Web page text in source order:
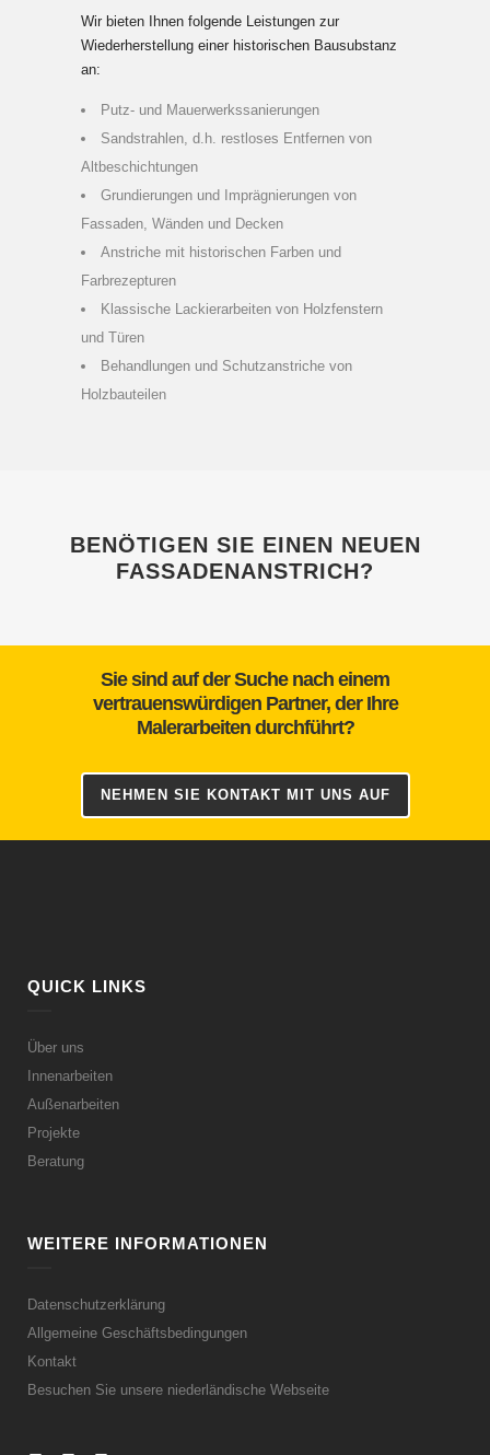
Wir bieten Ihnen folgende Leistungen zur
Wiederherstellung einer historischen Bausubstanz
an:
Putz- und Mauerwerkssanierungen
Sandstrahlen, d.h. restloses Entfernen von
Altbeschichtungen
Grundierungen und Imprägnierungen von
Fassaden, Wänden und Decken
Anstriche mit historischen Farben und
Farbrezepturen
Klassische Lackierarbeiten von Holzfenstern
und Türen
Behandlungen und Schutzanstriche von
Holzbauteilen
BENÖTIGEN SIE EINEN NEUEN
FASSADENANSTRICH?
Sie sind auf der Suche nach einem
vertrauenswürdigen Partner, der Ihre
Malerarbeiten durchführt?
NEHMEN SIE KONTAKT MIT UNS AUF
QUICK LINKS
Über uns
Innenarbeiten
Außenarbeiten
Projekte
Beratung
WEITERE INFORMATIONEN
Datenschutzerklärung
Allgemeine Geschäftsbedingungen
Kontakt
Besuchen Sie unsere niederländische Webseite